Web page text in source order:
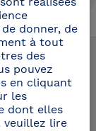
et
donner, de
à tout
des
pouvez
en cliquant
les
dont elles
veuillez lire